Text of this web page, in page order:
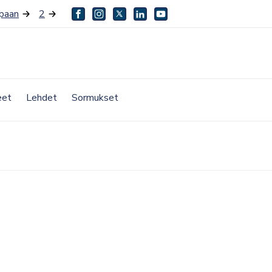
2 facebookinstagram
twitterlinkedinyoutube
Lehdet Sormukset